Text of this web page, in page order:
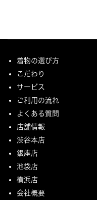
着物の選び方
こだわり
サービス
ご利用の流れ
よくある質問
店舗情報
渋谷本店
銀座店
池袋店
横浜店
会社概要